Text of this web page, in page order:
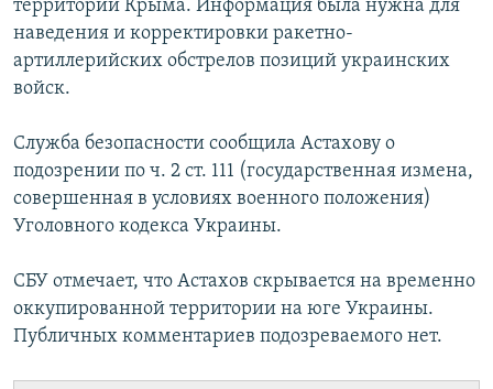
территории Крыма. Информация была нужна для
наведения и корректировки ракетно-
артиллерийских обстрелов позиций украинских
войск.
Служба безопасности сообщила Астахову о
подозрении по ч. 2 ст. 111 (государственная измена,
совершенная в условиях военного положения)
Уголовного кодекса Украины.
СБУ отмечает, что Астахов скрывается на временно
оккупированной территории на юге Украины.
Публичных комментариев подозреваемого нет.